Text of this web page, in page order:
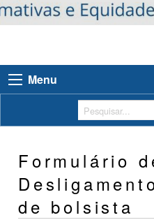
Menu
Formulário
de bolsista